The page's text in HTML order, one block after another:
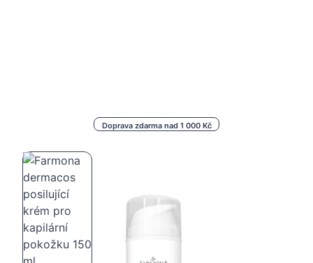
Doprava zdarma nad 1 000 Kč